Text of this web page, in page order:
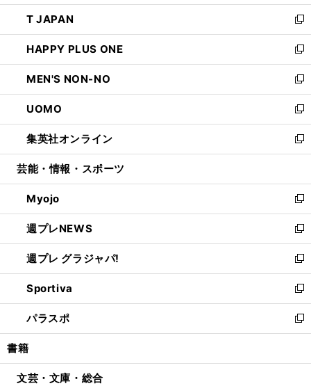
開
く
ウ
で
開
く
ン
ド
ウ
で
開
く
ウ
ィ
ン
ド
ウ
で
開
く
し
い
ウ
ィ
ン
ド
ウ
で
開
く
T JAPAN
新
し
い
ウ
ィ
ン
ド
ウ
で
開
HAPPY PLUS ONE
新
し
い
ウ
ィ
ン
ド
ウ
開
く
MEN'S NON-NO
新
し
い
ウ
ィ
ン
ウ
で
開
く
UOMO
新
し
い
ウ
ン
ド
ウ
で
開
く
集英社オンライン
新
し
ウ
ィ
ン
ド
ウ
で
開
く
芸能・情報・スポーツ
Myojo
新
し
い
ウ
ィ
ン
ド
ウ
で
開
週プレNEWS
新
し
い
ウ
ィ
ン
ド
ウ
開
週プレ グラジャパ!
新
し
い
ウ
ィ
ン
ウ
Sportiva
新
し
い
ウ
ン
パラスポ
新
し
ウ
書籍
文芸・文庫・総合